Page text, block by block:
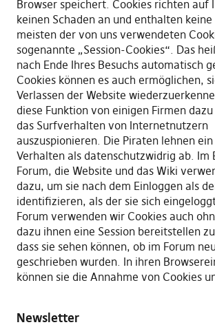
Browser speichert. Cookies richten auf
keinen Schaden an und enthalten keine
meisten der von uns verwendeten
sogenannte „Session-Cookies“. Das
nach Ende Ihres Besuchs automatisch
Cookies können es auch ermöglichen,
Verlassen der Website
diese Funktion von einigen Firmen
das Surfverhalten von Internetnutzern
auszuspionieren. Die Piraten lehnen ein
Verhalten als datenschutzwidrig ab. Im
Forum, die Website und das Wiki
dazu, um sie nach dem Einloggen als
identifizieren, als der sie sich
Forum verwenden wir Cookies auch
dazu ihnen eine Session bereitstellen
dass sie sehen können, ob im Forum
geschrieben wurden. In ihren
können sie die Annahme von Cookies
Newsletter